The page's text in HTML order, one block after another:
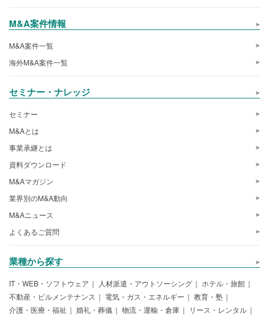
M&A案件情報
M&A案件一覧
海外M&A案件一覧
セミナー・ナレッジ
セミナー
M&Aとは
事業承継とは
資料ダウンロード
M&Aマガジン
業界別のM&A動向
M&Aニュース
よくあるご質問
業種から探す
IT・WEB・ソフトウェア 人材派遣・アウトソーシング
ホテル・旅館
不動産・ビルメンテナンス
電気・ガス・エネルギー
教育・塾
介護・医療・福祉
婚礼・葬儀 物流・運輸・倉庫
リース・レンタル